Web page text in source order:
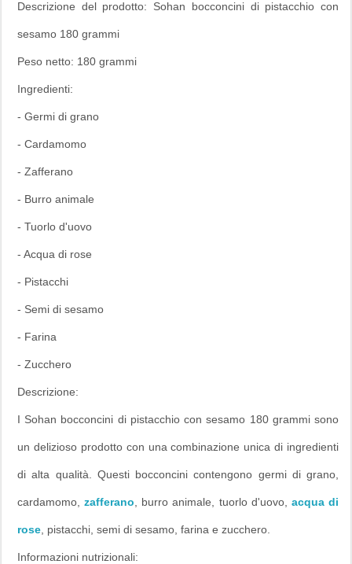
Descrizione del prodotto: Sohan bocconcini di pistacchio con
sesamo 180 grammi
Peso netto: 180 grammi
Ingredienti:
- Germi di grano
- Cardamomo
- Zafferano
- Burro animale
- Tuorlo d'uovo
- Acqua di rose
- Pistacchi
- Semi di sesamo
- Farina
- Zucchero
Descrizione:
I Sohan bocconcini di pistacchio con sesamo 180 grammi sono
un delizioso prodotto con una combinazione unica di ingredienti
di alta qualità. Questi bocconcini contengono germi di grano,
cardamomo,zafferano , burro animale, tuorlo d'uovo, acqua di
rose , pistacchi, semi di sesamo, farina e zucchero.
Informazioni nutrizionali: